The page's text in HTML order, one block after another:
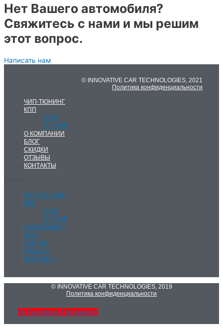
Нет Вашего автомобиля?
Свяжитесь с нами и мы решим
этот вопрос.
Написать нам
© INNOVATIVE CAR TECHNOLOGIES, 2021
Политика конфиденциальности
ЧИП-ТЮНИНГ
КПП
DSG
ZF 8HP
О КОМПАНИИ
БЛОГ
СКИДКИ
ОТЗЫВЫ
КОНТАКТЫ
ЧИП-ТЮНИНГ
КПП
DSG
ZF 8HP
О КОМПАНИИ
БЛОГ
СКИДКИ
ОТЗЫВЫ
КОНТАКТЫ
© INNOVATIVE CAR TECHNOLOGIES, 2019
Политика конфиденциальности
Vk Facebook-f Instagram